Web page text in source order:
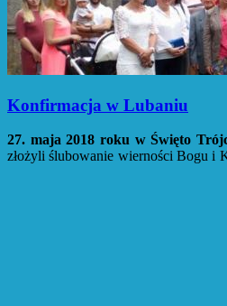
Konfirmacja w Lubaniu
27. maja 2018 roku w Święto
złożyli ślubowanie wierności Bogu i